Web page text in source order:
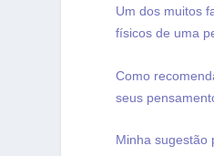
Um dos muitos
físicos de uma
Como
seus
Minha sugestão